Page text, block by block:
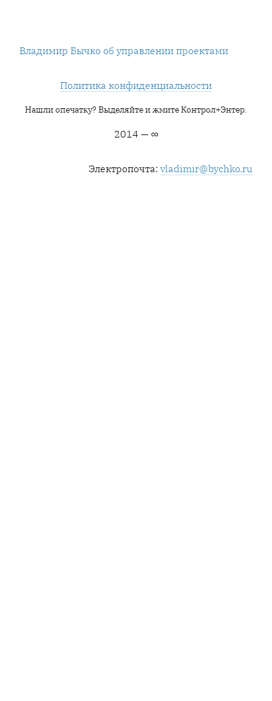
Владимир Бычко об управлении проектами
Политика конфиденциальности
Нашли опечатку? Выделяйте и жмите Контрол+Энтер.
2014 — ∞
Электропочта: vladimir@bychko.ru